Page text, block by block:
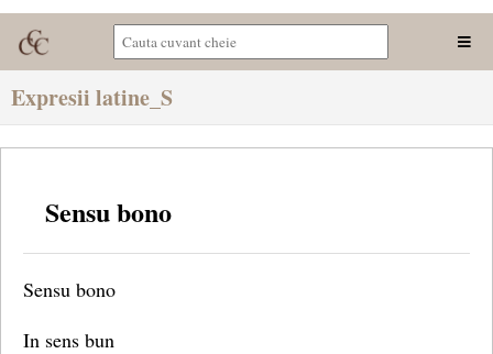
Expresii latine_S
Sensu bono
Sensu bono
In sens bun